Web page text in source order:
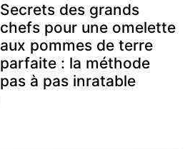
Secrets des grands
chefs pour une omelette
aux pommes de terre
parfaite : la méthode
pas à pas inratable